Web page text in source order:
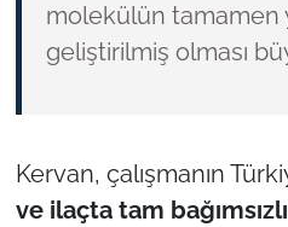
molekülün tamamen
geliştirilmiş olması
Kervan, çalışmanın
ve ilaçta tam